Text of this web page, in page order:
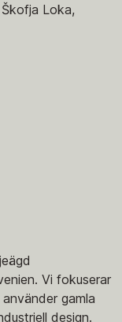
Loka,
Vi fokuserar
gamla
design.